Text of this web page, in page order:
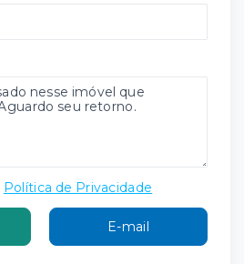
Política de Privacidade
E-mail